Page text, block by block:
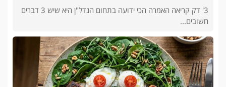
3' דק קריאה האמרה הכי ידועה בתחום הנדל"ן היא שיש 3 דברים
חשובים...